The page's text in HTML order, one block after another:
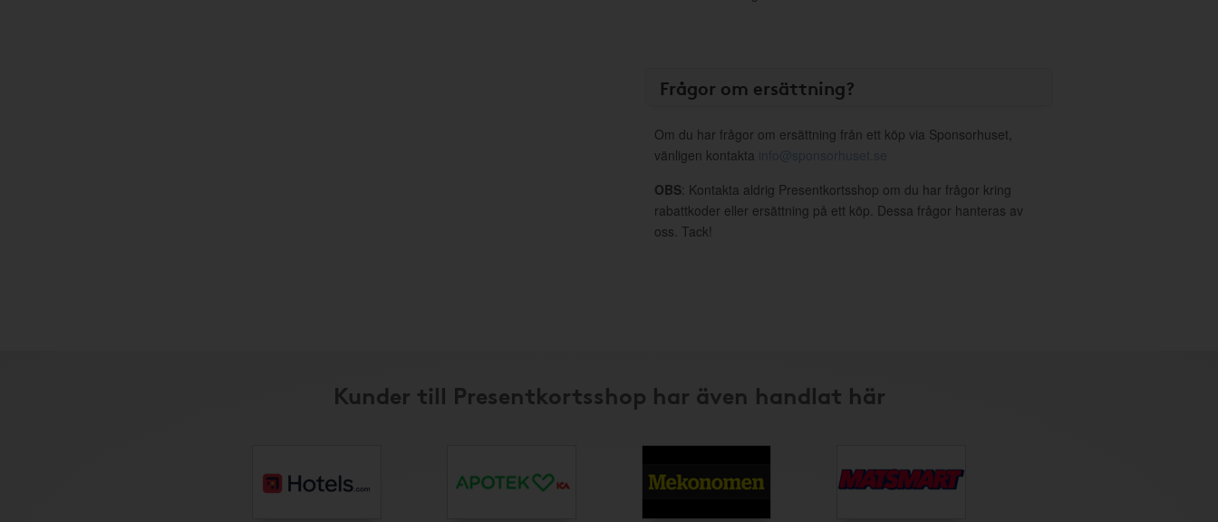
Frågor om ersättning?
Om du har frågor om ersättning från ett köp via Sponsorhuset,
vänligen kontakta info@sponsorhuset.se
OBS: Kontakta aldrig Presentkortsshop om du har frågor kring
rabattkoder eller ersättning på ett köp. Dessa frågor hanteras av
oss. Tack!
Kunder till Presentkortsshop har även handlat här